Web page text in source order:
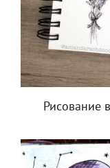
Рисование